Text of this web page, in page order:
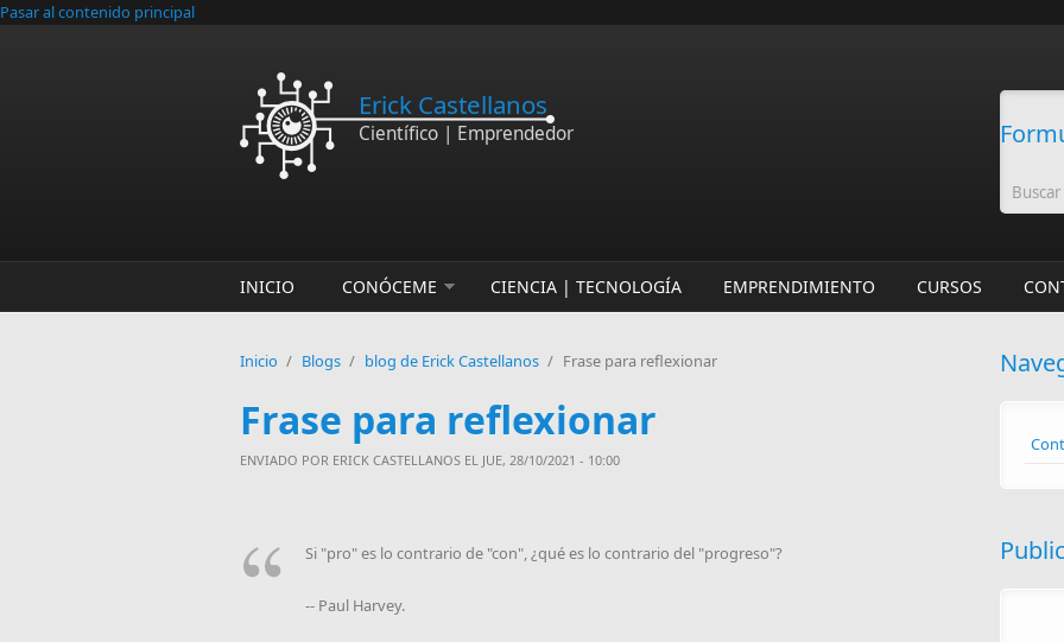
Pasar al contenido principal
Erick Castellanos
Científico | Emprendedor
INICIO CONÓCEME CIENCIA | TECNOLOGÍA EMPRENDIMIENTO CURSOS
Inicio / Blogs / blog de Erick Castellanos / Frase para reflexionar
Frase para reflexionar
ENVIADO POR ERICK CASTELLANOS EL JUE, 28/10/2021 - 10:00
Si "pro" es lo contrario de "con", ¿qué es lo contrario del "progreso"?
-- Paul Harvey.